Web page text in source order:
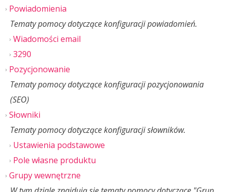
Powiadomienia
Tematy pomocy dotyczące konfiguracji powiadomień.
Wiadomości email
3290
Pozycjonowanie
Tematy pomocy dotyczące konfiguracji pozycjonowania
(SEO)
Słowniki
Tematy pomocy dotyczące konfiguracji słowników.
Ustawienia podstawowe
Pole własne produktu
Grupy wewnętrzne